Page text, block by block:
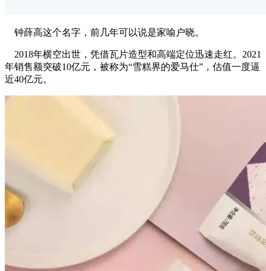
钟薛高这个名字，前几年可以说是家喻户晓。
2018年横空出世，凭借瓦片造型和高端定位迅速走红。2021
年销售额突破10亿元，被称为“雪糕界的爱马仕”，估值一度逼
近40亿元。